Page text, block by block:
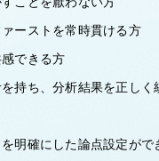
ァーストを常時貫ける方
できる方
を持ち、分析結果を正し
を明確にした論点設定がで